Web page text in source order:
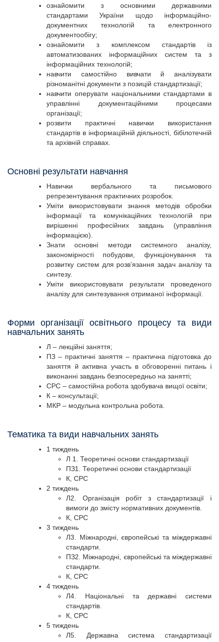
ознайомити з основними державними
стандартами України щодо інформаційно-
документних технологій та електронного
документообігу;
ознайомити з комплексом стандартів із
автоматизованих інформаційних систем та з
інформаційних технологій;
навчити самостійно вивчати й аналізувати
різноманітні документи з позицій стандартизації;
навчити оперувати національними стандартами в
управлінні документаційними процесами
організації;
розвити практичні навички використання
стандартів в інформаційній діяльності, бібілотечній
та архівній справах.
Основні результати навчання
Навички вербального та письмового
репрезентування практичних розробок.
Уміти використовувати знання методів обробки
інформації та комунікаційних технологій при
вирішенні професійних завдань (управління
інформацією).
Знати основні методи системного аналізу,
закономірності побудови, функціонування та
розвитку систем для розв’язання задач аналізу та
синтезу.
Уміти використовувати результати проведеного
аналізу для синтезування отриманої інформації.
Форми організації освітнього процесу та види
навчальних занять
Л – лекційні заняття;
ПЗ – практичні заняття – практична підготовка до
заняття й активна участь в обговоренні питань і
виконанні завдань безпосередньо на занятті;
СРС – самостійна робота здобувача вищої освіти;
К – консультації;
МКР – модульна контрольна робота.
Тематика та види навчальних занять
1 тиждень
Л 1. Теоретичні основи стандартизації
ПЗ1. Теоретичні основи стандартизації
К, СРС
2 тиждень
Л2. Організація робіт з стандартизації і
вимоги до змісту нормативних документів.
К, СРС
3 тиждень
Л3. Міжнародні, європейські та міждержавні
стандарти.
ПЗ2. Міжнародні, європейські та міждержавні
стандарти.
К, СРС
4 тиждень
Л4. Національні та державні системи
стандартів.
К, СРС
5 тиждень
Л5. Державна система стандартизації